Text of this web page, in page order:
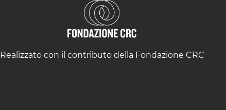
Realizzato con il contributo della Fondazione CRC